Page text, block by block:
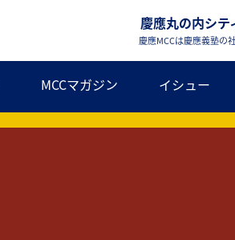
慶應丸の内シテ
慶應MCCは慶應義塾の
MCCマガジン イシュー